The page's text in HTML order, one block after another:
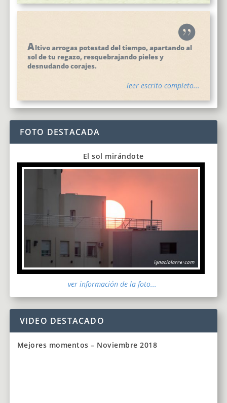
Altivo arrogas potestad del tiempo, apartando al
sol de tu regazo, resquebrajando pieles y
desnudando corajes.
leer escrito completo...
FOTO DESTACADA
El sol mirándote
ver información de la foto...
VIDEO DESTACADO
Mejores momentos – Noviembre 2018